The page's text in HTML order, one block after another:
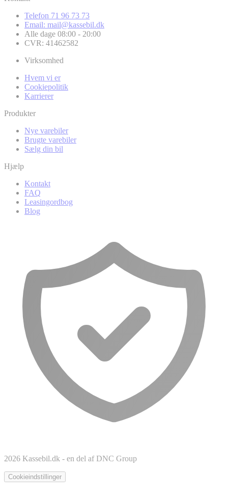
Telefon 71 96 73 73
Email: mail@kassebil.dk
Alle dage 08:00 - 20:00
CVR: 41462582
Virksomhed
Hvem vi er
Cookiepolitik
Karrierer
Produkter
Nye varebiler
Brugte varebiler
Sælg din bil
Hjælp
Kontakt
FAQ
Leasingordbog
Blog
2026 Kassebil.dk - en del af DNC Group
Cookieindstillinger